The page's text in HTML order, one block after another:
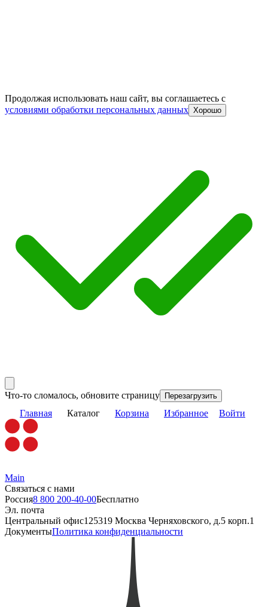
Продолжая использовать наш сайт, вы соглашаетесь c
условиями обработки персональных данных Хорошо
Что-то сломалось, обновите страницу Перезагрузить
Главная Каталог Корзина Избранное Войти
Main
Связаться с нами
Россия8 800 200-40-00Бесплатно
Эл. почта
Центральный офис125319 Москва Черняховского, д.5 корп.1
ДокументыПолитика конфиденциальности